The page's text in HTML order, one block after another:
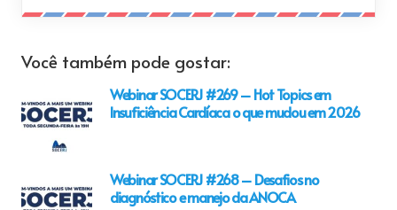
Você também pode gostar:
Webinar SOCERJ #269 – Hot Topics em
Insuficiência Cardíaca o que mudou em 2026
Webinar SOCERJ #268 – Desafios no
diagnóstico e manejo da ANOCA